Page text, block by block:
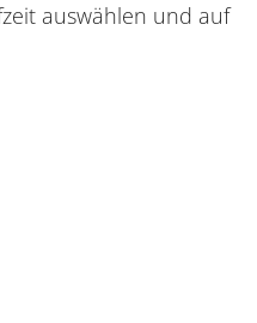
auswählen und auf